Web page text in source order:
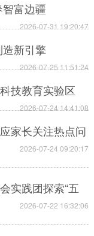
教育
视频
汽车
能源
一带一路
富边疆
2026-07-31 19:20:47
新引擎
2026-07-25 11:51:24
技教育实验区
2026-07-24 14:41:08
家长关注热点问
2026-07-24 09:20:17
实践团探索“五
2026-07-22 16:32:06